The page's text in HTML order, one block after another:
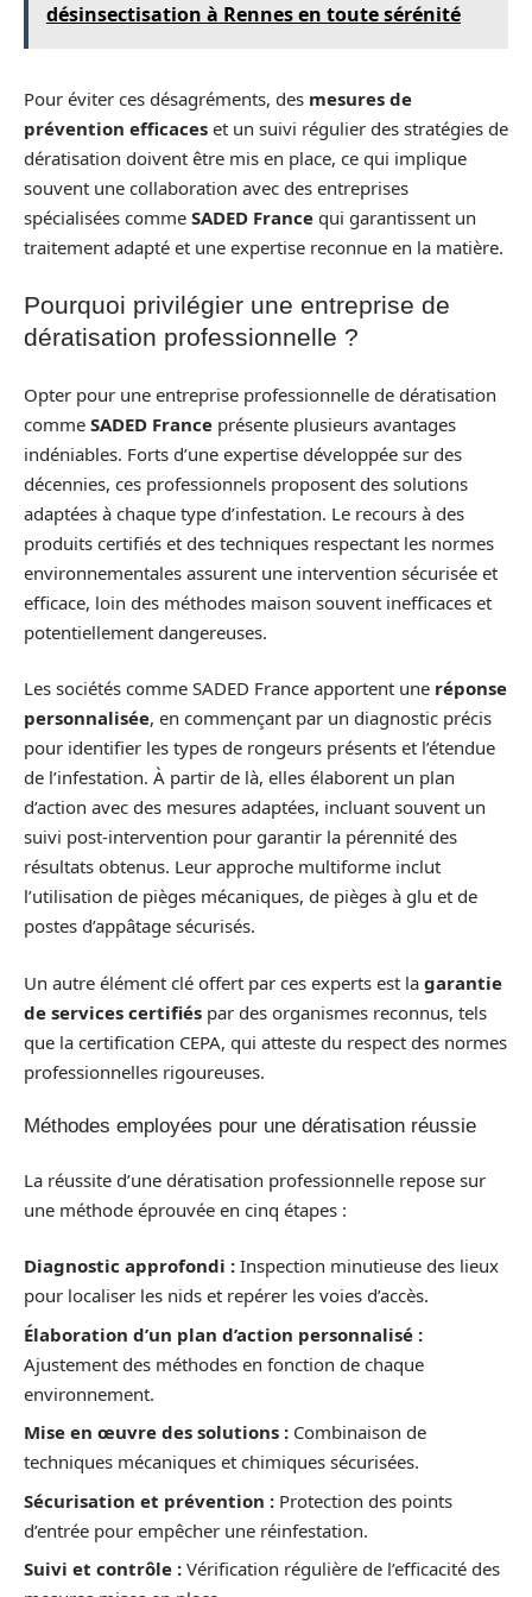
désinsectisation à Rennes en toute sérénité
Pour éviter ces désagréments, des mesures de
prévention efficaces et un suivi régulier des stratégies de
dératisation doivent être mis en place, ce qui implique
souvent une collaboration avec des entreprises
spécialisées comme SADED France qui garantissent un
traitement adapté et une expertise reconnue en la matière.
Pourquoi privilégier une entreprise de
dératisation professionnelle ?
Opter pour une entreprise professionnelle de dératisation
comme SADED France présente plusieurs avantages
indéniables. Forts d’une expertise développée sur des
décennies, ces professionnels proposent des solutions
adaptées à chaque type d’infestation. Le recours à des
produits certifiés et des techniques respectant les normes
environnementales assurent une intervention sécurisée et
efficace, loin des méthodes maison souvent inefficaces et
potentiellement dangereuses.
Les sociétés comme SADED France apportent une réponse
personnalisée, en commençant par un diagnostic précis
pour identifier les types de rongeurs présents et l’étendue
de l’infestation. À partir de là, elles élaborent un plan
d’action avec des mesures adaptées, incluant souvent un
suivi post-intervention pour garantir la pérennité des
résultats obtenus. Leur approche multiforme inclut
l’utilisation de pièges mécaniques, de pièges à glu et de
postes d’appâtage sécurisés.
Un autre élément clé offert par ces experts est la garantie
de services certifiés par des organismes reconnus, tels
que la certification CEPA, qui atteste du respect des normes
professionnelles rigoureuses.
Méthodes employées pour une dératisation réussie
La réussite d’une dératisation professionnelle repose sur
une méthode éprouvée en cinq étapes :
Diagnostic approfondi : Inspection minutieuse des lieux
pour localiser les nids et repérer les voies d’accès.
Élaboration d’un plan d’action personnalisé :
Ajustement des méthodes en fonction de chaque
environnement.
Mise en œuvre des solutions : Combinaison de
techniques mécaniques et chimiques sécurisées.
Sécurisation et prévention : Protection des points
d’entrée pour empêcher une réinfestation.
Suivi et contrôle : Vérification régulière de l’efficacité des